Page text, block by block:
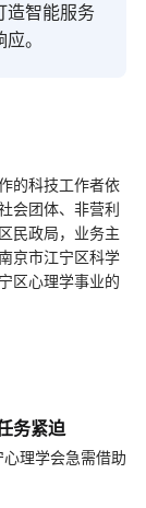
造智能服务
。
的科技工作者依
会团体、非营利
民政局，业务主
京市江宁区科学
区心理学事业的
务紧迫
理学会急需借助